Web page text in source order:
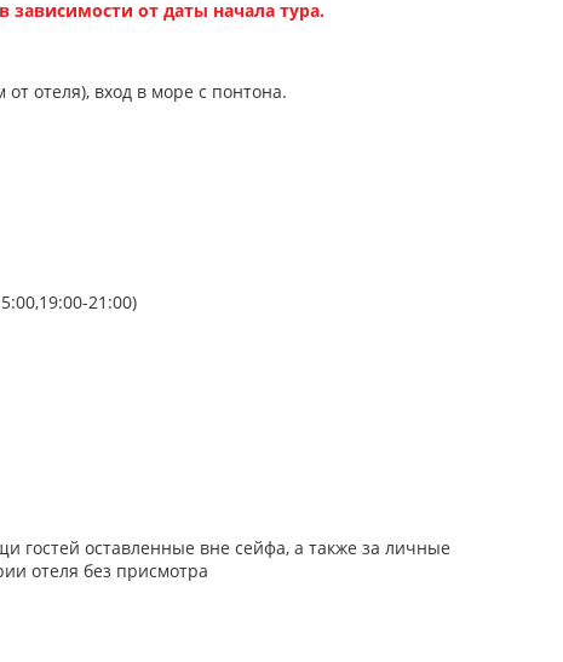
зависимости от даты начала тура.
отеля), вход в море с понтона.
21:00)
гостей оставленные вне сейфа, а также за личные
отеля без присмотра